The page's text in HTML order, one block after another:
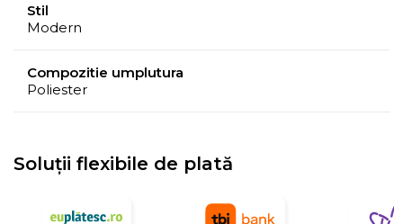
Stil
Modern
Compozitie umplutura
Poliester
Soluții flexibile de plată